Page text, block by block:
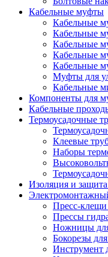
Кабельные муфты
Кабельные
Кабельные
Кабельные
Кабельные
Кабельные
Муфты для
Кабельные
Компоненты для
Кабельные
Термоусадочные
Клеевые
Наборы
Изоляция и
Пресс-
Прессы
Ножницы для
Бокорезы
Инструмент